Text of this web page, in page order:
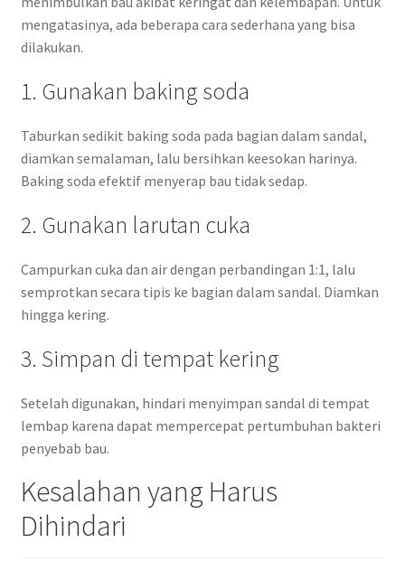
mengatasinya, ada beberapa cara sederhana yang bisa
dilakukan.
1. Gunakan baking soda
Taburkan sedikit baking soda pada bagian dalam sandal,
diamkan semalaman, lalu bersihkan keesokan harinya.
Baking soda efektif menyerap bau tidak sedap.
2. Gunakan larutan cuka
Campurkan cuka dan air dengan perbandingan 1:1, lalu
semprotkan secara tipis ke bagian dalam sandal. Diamkan
hingga kering.
3. Simpan di tempat kering
Setelah digunakan, hindari menyimpan sandal di tempat
lembap karena dapat mempercepat pertumbuhan bakteri
penyebab bau.
Kesalahan yang Harus
Dihindari